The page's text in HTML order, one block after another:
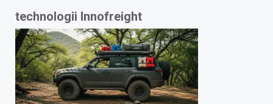
technologii Innofreight